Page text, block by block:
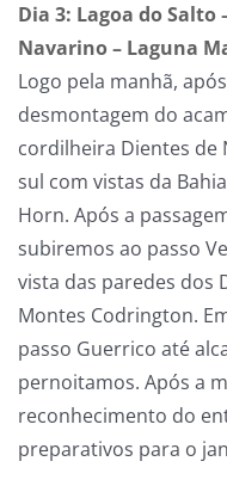
Dia 3: Lagoa do
Navarino – Laguna
Logo pela manhã,
desmontagem do
cordilheira Dientes de
sul com vistas da
Horn. Após a
subiremos ao passo
vista das paredes dos
Montes Codrington.
passo Guerrico até
pernoitamos. Após a
reconhecimento do
preparativos para o